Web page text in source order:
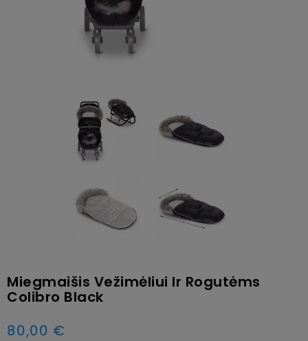
Miegmaišis Vežimėliui Ir Rogutėms
Colibro Black
80,00 €